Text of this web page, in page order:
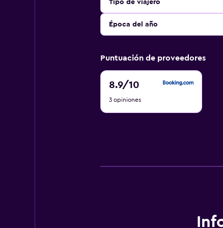
Tipo de viajero
Época del año
Puntuación de proveedores
8.9/10
8.9
10
3 opiniones